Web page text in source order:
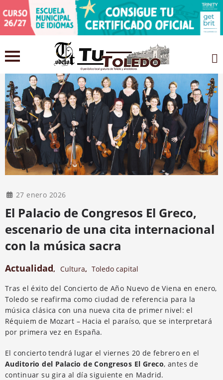
27 enero 2026
El Palacio de Congresos El Greco,
escenario de una cita internacional
con la música sacra
Actualidad, Cultura,Toledo capital
Tras el éxito del Concierto de Año Nuevo de Viena en enero,
Toledo se reafirma como ciudad de referencia para la
música clásica con una nueva cita de primer nivel: el
Réquiem de Mozart – Hacia el paraíso, que se interpretará
por primera vez en España.
El concierto tendrá lugar el viernes 20 de febrero en el
Auditorio del Palacio de Congresos El Greco, antes de
continuar su gira al día siguiente en Madrid.